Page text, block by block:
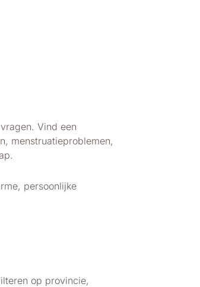
Vind een
menstruatieproblemen,
persoonlijke
op provincie,